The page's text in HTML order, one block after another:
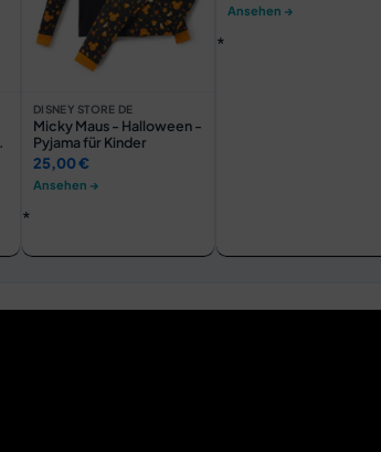
DISNEY STORE DE
Micky Maus - Halloween -
Pyjama für Kinder
25,00 €
Ansehen →
Ansehen →